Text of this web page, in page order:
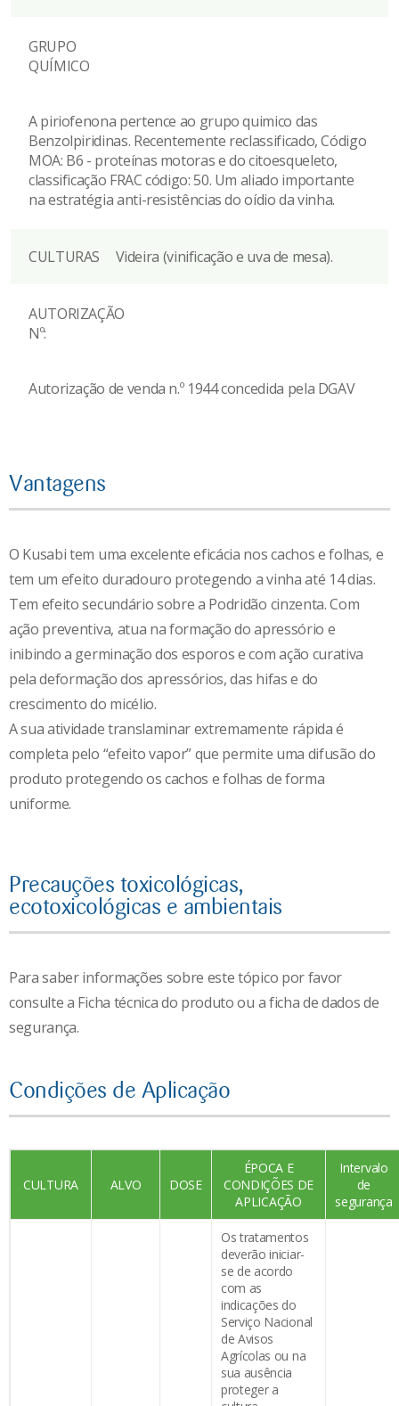
GRUPO
QUÍMICO
A piriofenona pertence ao grupo quimico das
Benzolpiridinas. Recentemente reclassificado, Código
MOA: B6 - proteínas motoras e do citoesqueleto,
classificação FRAC código: 50. Um aliado importante
na estratégia anti-resistências do oídio da vinha.
CULTURAS Videira (vinificação e uva de mesa).
AUTORIZAÇÃO
Nº:
Autorização de venda n.º 1944 concedida pela DGAV
Vantagens
O Kusabi tem uma excelente eficácia nos cachos e folhas, e
tem um efeito duradouro protegendo a vinha até 14 dias.
Tem efeito secundário sobre a Podridão cinzenta. Com
ação preventiva, atua na formação do apressório e
inibindo a germinação dos esporos e com ação curativa
pela deformação dos apressórios, das hifas e do
crescimento do micélio.
A sua atividade translaminar extremamente rápida é
completa pelo “efeito vapor” que permite uma difusão do
produto protegendo os cachos e folhas de forma
uniforme.
Precauções toxicológicas,
ecotoxicológicas e ambientais
Para saber informações sobre este tópico por favor
consulte a Ficha técnica do produto ou a ficha de dados de
segurança.
Condições de Aplicação
CULTURA ALVO DOSE
ÉPOCA E
CONDIÇÕES DE
APLICAÇÃO
Intervalo
de
segurança
Os tratamentos
deverão iniciar-
se de acordo
com as
indicações do
Serviço Nacional
de Avisos
Agrícolas ou na
sua ausência
proteger a